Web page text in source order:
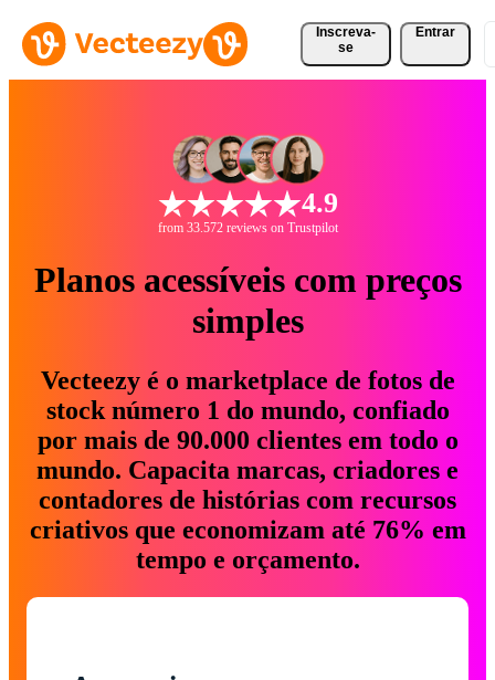
Inscreva-
se
Entrar
4.9
from 33.572 reviews on Trustpilot
Planos acessíveis com preços
simples
Vecteezy é o marketplace de fotos de
stock número 1 do mundo, confiado
por mais de 90.000 clientes em todo o
mundo. Capacita marcas, criadores e
contadores de histórias com recursos
criativos que economizam até 76% em
tempo e orçamento.